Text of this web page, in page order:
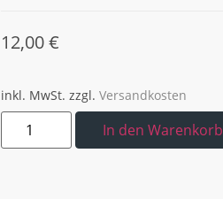
12,00€
inkl. MwSt. zzgl. Versandkosten
In den Warenkorb